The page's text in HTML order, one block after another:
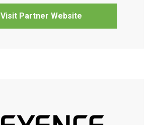
Visit Partner Website